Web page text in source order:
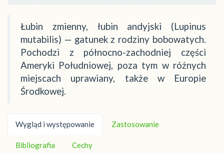
Łubin zmienny, łubin andyjski (Lupinus
mutabilis) — gatunek z rodziny bobowatych.
Pochodzi z północno-zachodniej części
Ameryki Południowej, poza tym w różnych
miejscach uprawiany, także w Europie
Środkowej.
Wygląd i występowanie Zastosowanie
Bibliografia Cechy